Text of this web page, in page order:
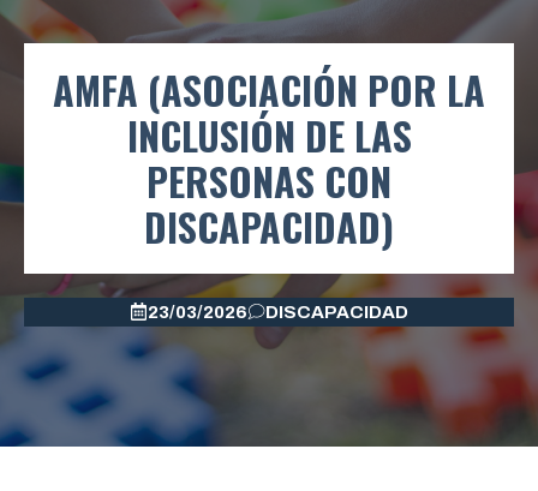
AMFA (ASOCIACIÓN POR LA
INCLUSIÓN DE LAS
PERSONAS CON
DISCAPACIDAD)
23/03/2026 DISCAPACIDAD